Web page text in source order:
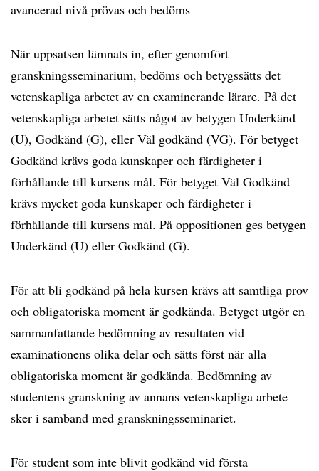
avancerad nivå prövas och bedöms
När uppsatsen lämnats in, efter genomfört
granskningsseminarium, bedöms och betygssätts det
vetenskapliga arbetet av en examinerande lärare. På det
vetenskapliga arbetet sätts något av betygen Underkänd
(U), Godkänd (G), eller Väl godkänd (VG). För betyget
Godkänd krävs goda kunskaper och färdigheter i
förhållande till kursens mål. För betyget Väl Godkänd
krävs mycket goda kunskaper och färdigheter i
förhållande till kursens mål. På oppositionen ges betygen
Underkänd (U) eller Godkänd (G).
För att bli godkänd på hela kursen krävs att samtliga prov
och obligatoriska moment är godkända. Betyget utgör en
sammanfattande bedömning av resultaten vid
examinationens olika delar och sätts först när alla
obligatoriska moment är godkända. Bedömning av
studentens granskning av annans vetenskapliga arbete
sker i samband med granskningsseminariet.
För student som inte blivit godkänd vid första